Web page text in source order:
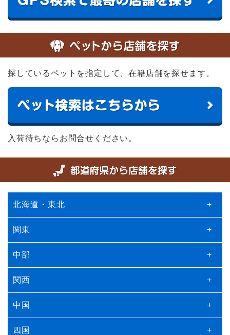
探しているペットを指定して、在籍店舗を探せます。
入荷待ちならお問合せください。
北海道・東北 +
関東 +
中部 +
関西 +
中国 +
四国 +